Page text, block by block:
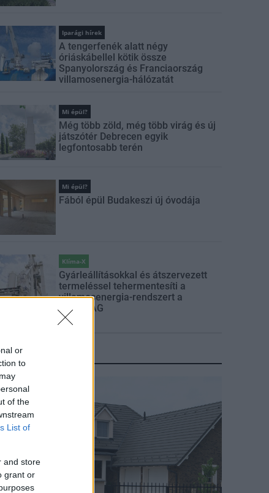
or
to
of the
List of
and store
grant or
Iparági hírek
A tengerfenék alatt négy
óriáskábellel kötik össze
Spanyolország és Franciaország
villamosenergia-hálózatát
Mi épül?
Még több zöld, még több virág és új
játszótér Debrecen egyik
legfontosabb terén
Mi épül?
Fából épül Budakeszi új óvodája
Klíma-X
Gyárleállításokkal és átszervezett
termeléssel tehermentesíti a
villamosenergia-rendszert a
STRABAG